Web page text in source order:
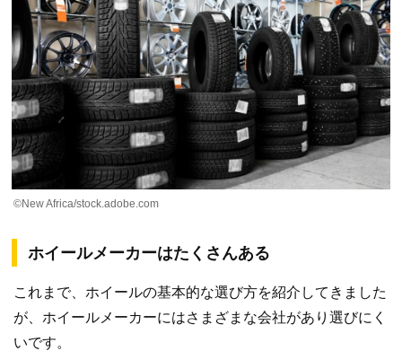
©New Africa/stock.adobe.com
ホイールメーカーはたくさんある
これまで、ホイールの基本的な選び方を紹介してきました
が、ホイールメーカーにはさまざまな会社があり選びにく
いです。